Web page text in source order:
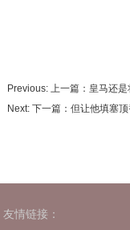
Previous: 上一篇： 皇马还
Next: 下一篇： 但让他填塞
友情链接：